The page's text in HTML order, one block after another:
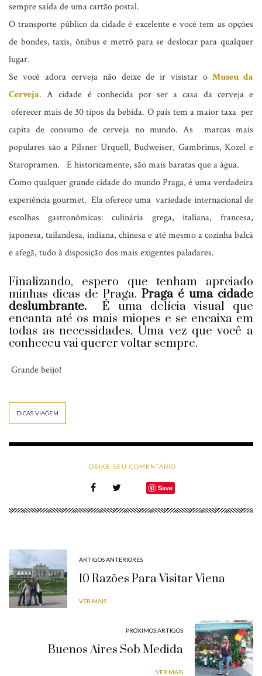
sempre saída de uma cartão postal.
O transporte público da cidade é excelente e você tem as opções
de bondes, taxis, ônibus e metrô para se deslocar para qualquer
lugar.
Se você adora cerveja não deixe de ir visistar o Museu da
Cerveja. A cidade é conhecida por ser a casa da cerveja e
oferecer mais de 30 tipos da bebida. O país tem a maior taxa per
capita de consumo de cerveja no mundo. As marcas mais
populares são a Pilsner Urquell, Budweiser, Gambrinus, Kozel e
Staropramen. E historicamente, são mais baratas que a água.
Como qualquer grande cidade do mundo Praga, é uma verdadeira
experiência gourmet. Ela oferece uma variedade internacional de
escolhas gastronômicas: culinária grega, italiana, francesa,
japonesa, tailandesa, indiana, chinesa e até mesmo a cozinha balcã
e afegã, tudo à disposição dos mais exigentes paladares.
Finalizando, espero que tenham aprciado
minhas dicas de Praga. Praga é uma cidade
deslumbrante.
É uma delícia visual que
encanta até os mais miopes e se encaixa em
todas as necessidades. Uma vez que você a
conheceu vai querer voltar sempre.
Grande beijo!
DICAS VIAGEM
DEIXE SEU COMENTÁRIO
Save
ARTIGOS ANTERIORES
10 Razões Para Visitar Viena
VER MAIS
PRÓXIMOS ARTIGOS
Buenos Aires Sob Medida
VER MAIS